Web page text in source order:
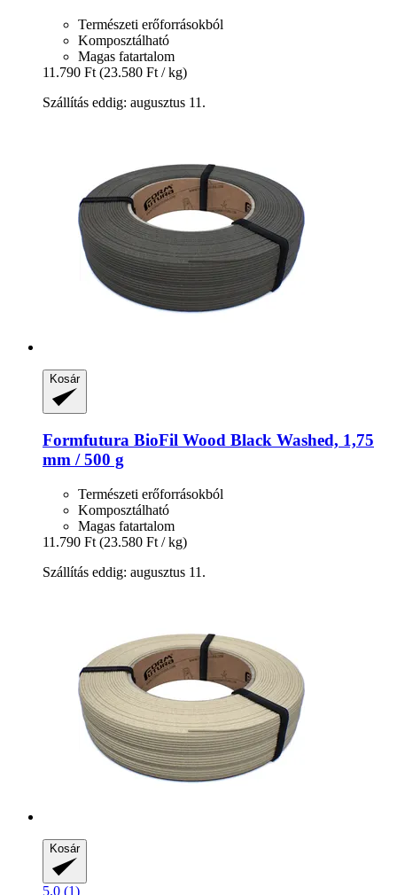
Természeti erőforrásokból
Komposztálható
Magas fatartalom
11.790 Ft (23.580 Ft / kg)
Szállítás eddig: augusztus 11.
Kosár
Formfutura BioFil Wood Black Washed, 1,75
mm / 500 g
Természeti erőforrásokból
Komposztálható
Magas fatartalom
11.790 Ft (23.580 Ft / kg)
Szállítás eddig: augusztus 11.
Kosár
5.0 (1)